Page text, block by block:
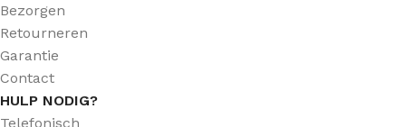
Bezorgen
Retourneren
Garantie
Contact
HULP NODIG?
Telefonisch